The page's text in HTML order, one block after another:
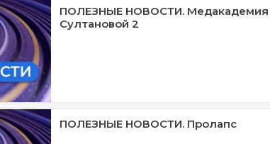
ПОЛЕЗНЫЕ НОВОСТИ. Медакадемия
Султановой 2
ПОЛЕЗНЫЕ НОВОСТИ. Пролапс